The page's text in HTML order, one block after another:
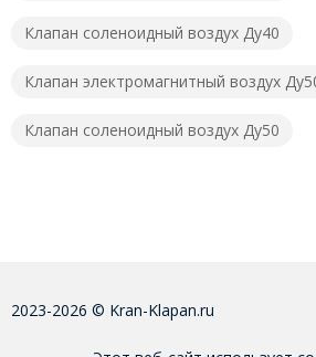
Клапан соленоидный воздух Ду40
Клапан электромагнитный воздух
Клапан соленоидный воздух Ду50
2023-2026 © Kran-Klapan.ru